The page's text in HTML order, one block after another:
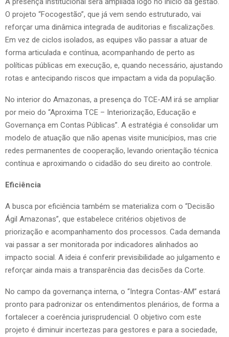
O projeto “Focogestão”, que já vem sendo estruturado, vai
reforçar uma dinâmica integrada de auditorias e fiscalizações.
Em vez de ciclos isolados, as equipes vão passar a atuar de
forma articulada e contínua, acompanhando de perto as
políticas públicas em execução, e, quando necessário, ajustando
rotas e antecipando riscos que impactam a vida da população.
No interior do Amazonas, a presença do TCE-AM irá se ampliar
por meio do “Aproxima TCE – Interiorização, Educação e
Governança em Contas Públicas”. A estratégia é consolidar um
modelo de atuação que não apenas visite municípios, mas crie
redes permanentes de cooperação, levando orientação técnica
contínua e aproximando o cidadão do seu direito ao controle.
Eficiência
A busca por eficiência também se materializa com o “Decisão
Ágil Amazonas”, que estabelece critérios objetivos de
priorização e acompanhamento dos processos. Cada demanda
vai passar a ser monitorada por indicadores alinhados ao
impacto social. A ideia é conferir previsibilidade ao julgamento e
reforçar ainda mais a transparência das decisões da Corte.
No campo da governança interna, o “Integra Contas-AM” estará
pronto para padronizar os entendimentos plenários, de forma a
fortalecer a coerência jurisprudencial. O objetivo com este
projeto é diminuir incertezas para gestores e para a sociedade,